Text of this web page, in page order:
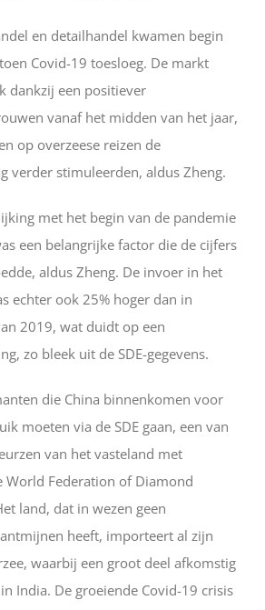
en detailhandel kwamen begin
Covid-19 toesloeg. De markt
dankzij een positiever
vanaf het midden van het jaar,
op overzeese reizen de
verder stimuleerden, aldus Zheng.
met het begin van de pandemie
een belangrijke factor die de cijfers
aldus Zheng. De invoer in het
echter ook 25% hoger dan in
2019, wat duidt op een
zo bleek uit de SDE-gegevens.
die China binnenkomen voor
moeten via de SDE gaan, een van
van het vasteland met
World Federation of Diamond
land, dat in wezen geen
heeft, importeert al zijn
waarbij een groot deel afkomstig
India. De groeiende Covid-19 crisis